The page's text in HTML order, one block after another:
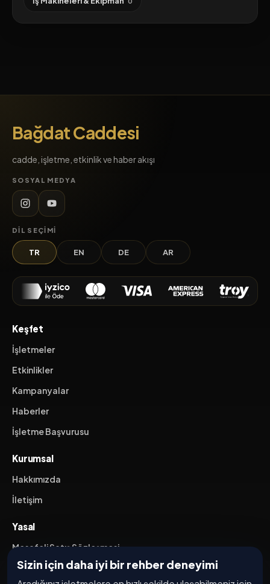
Sizin için daha iyi bir rehber deneyimi
Bağdat Caddesi
cadde, işletme, etkinlik ve haber akışı
SOSYAL MEDYA
DIL SEÇIMI
TR EN DE AR
Keşfet
İşletmeler
Etkinlikler
Kampanyalar
Haberler
İşletme Başvurusu
Kurumsal
Hakkımızda
İletişim
Yasal
Mesafeli Satış Sözleşmesi
İptal / İade Koşulları